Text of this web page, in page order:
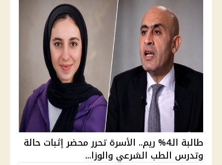
طالبة الـ4% ريم.. الأسرة تحرر محضر إثبات حالة
وتدرس الطب الشرعي والوزا...